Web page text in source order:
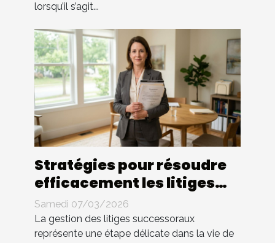
lorsqu’il s’agit...
Stratégies pour résoudre
efficacement les litiges
successoraux
Samedi 07/03/2026
La gestion des litiges successoraux
représente une étape délicate dans la vie de